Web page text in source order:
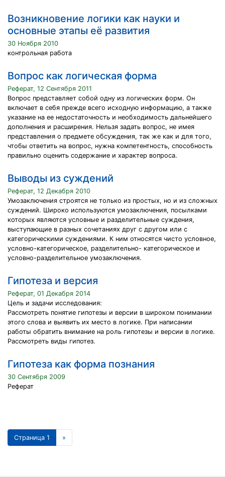
Возникновение логики как науки и
основные этапы её развития
30 Ноября 2010
контрольная работа
Вопрос как логическая форма
Реферат, 12 Сентября 2011
Вопрос представляет собой одну из логических форм. Он
включает в себя прежде всего исходную информацию, а также
указание на ее недостаточность и необходимость дальнейшего
дополнения и расширения. Нельзя задать вопрос, не имея
представления о предмете обсуждения, так же как и для того,
чтобы ответить на вопрос, нужна компетентность, способность
правильно оценить содержание и характер вопроса.
Выводы из суждений
Реферат, 12 Декабря 2010
Умозаключения строятся не только из простых, но и из сложных
суждений. Широко используются умозаключения, посылками
которых являются условные и разделительные суждения,
выступающие в разных сочетаниях друг с другом или с
категорическими суждениями. К ним относятся чисто условное,
условно-категорическое, разделительно- категорическое и
условно-разделительное умозаключения.
Гипотеза и версия
Реферат, 01 Декабря 2014
Цель и задачи исследования:
Рассмотреть понятие гипотезы и версии в широком понимании
этого слова и выявить их место в логике. При написании
работы обратить внимание на роль гипотезы и версии в логике.
Рассмотреть виды гипотез.
Гипотеза как форма познания
30 Сентября 2009
Реферат
Страница 1 »